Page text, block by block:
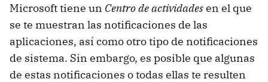
Microsoft tiene un Centro de actividadesen el que
se te muestran las notificaciones de las
aplicaciones, así como otro tipo de notificaciones
de sistema. Sin embargo, es posible que algunas
de estas notificaciones o todas ellas te resulten